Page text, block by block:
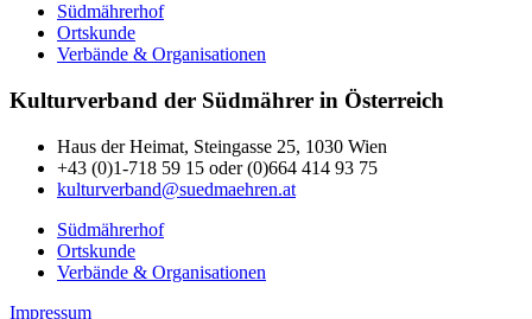
Südmährerhof
Ortskunde
Verbände & Organisationen
Kulturverband der Südmährer in Österreich
Haus der Heimat, Steingasse 25, 1030 Wien
+43 (0)1-718 59 15 oder (0)664 414 93 75
kulturverband@suedmaehren.at
Südmährerhof
Ortskunde
Verbände & Organisationen
Impressum